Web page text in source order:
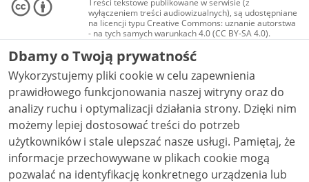
Treści tekstowe publikowane w serwisie (z
wyłączeniem treści audiowizualnych), są udostępniane
na licencji typu Creative Commons: uznanie autorstwa
- na tych samych warunkach 4.0 (CC BY-SA 4.0).
Materiały audiowizualne, w tym zdjęcia, materiały
audio i wideo, są udostępniane na licencji typu
Creative Commons: uznanie autorstwa użycie
niekomercyjne - bez utworów zależnych 4.0 (CC BY-
NC-ND 4.0), o ile nie jest to stwierdzone inaczej.
Dbamy o Twoją prywatność
Wykorzystujemy pliki cookie w celu zapewnienia
prawidłowego funkcjonowania naszej witryny oraz do
analizy ruchu i optymalizacji działania strony. Dzięki nim
możemy lepiej dostosować treści do potrzeb
użytkowników i stale ulepszać nasze usługi. Pamiętaj, że
informacje przechowywane w plikach cookie mogą
pozwalać na identyfikację konkretnego urządzenia lub